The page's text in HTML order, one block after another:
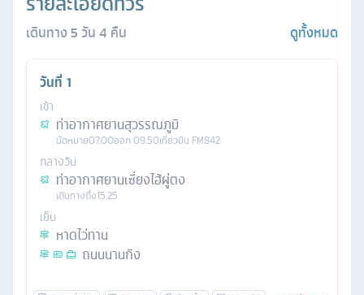
เดินทาง5วัน4 คืน ดูทั้งหมด
วันที่ 1
เช้า
ท่าอากาศยานสุวรรณภูมิ
นัดหมาย07.00ออก09.50เที่ยวบิน FM842
กลางวัน
ท่าอากาศยานเซี่ยงไฮ้ผู่ตง
เดินทางถึง15.25
เย็น
หาดไว่ทาน
ถนนนานกิง